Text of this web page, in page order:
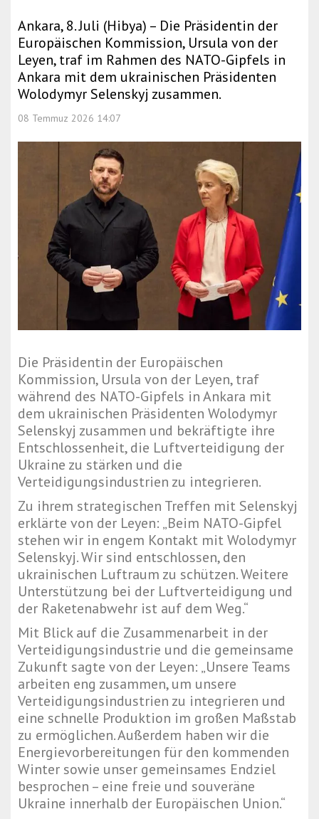
Ankara, 8. Juli (Hibya) – Die Präsidentin der
Europäischen Kommission, Ursula von der
Leyen, traf im Rahmen des NATO-Gipfels in
Ankara mit dem ukrainischen Präsidenten
Wolodymyr Selenskyj zusammen.
08 Temmuz 2026 14:07
Die Präsidentin der Europäischen
Kommission, Ursula von der Leyen, traf
während des NATO-Gipfels in Ankara mit
dem ukrainischen Präsidenten Wolodymyr
Selenskyj zusammen und bekräftigte ihre
Entschlossenheit, die Luftverteidigung der
Ukraine zu stärken und die
Verteidigungsindustrien zu integrieren.
Zu ihrem strategischen Treffen mit Selenskyj
erklärte von der Leyen: „Beim NATO-Gipfel
stehen wir in engem Kontakt mit Wolodymyr
Selenskyj. Wir sind entschlossen, den
ukrainischen Luftraum zu schützen. Weitere
Unterstützung bei der Luftverteidigung und
der Raketenabwehr ist auf dem Weg.“
Mit Blick auf die Zusammenarbeit in der
Verteidigungsindustrie und die gemeinsame
Zukunft sagte von der Leyen: „Unsere Teams
arbeiten eng zusammen, um unsere
Verteidigungsindustrien zu integrieren und
eine schnelle Produktion im großen Maßstab
zu ermöglichen. Außerdem haben wir die
Energievorbereitungen für den kommenden
Winter sowie unser gemeinsames Endziel
besprochen – eine freie und souveräne
Ukraine innerhalb der Europäischen Union.“